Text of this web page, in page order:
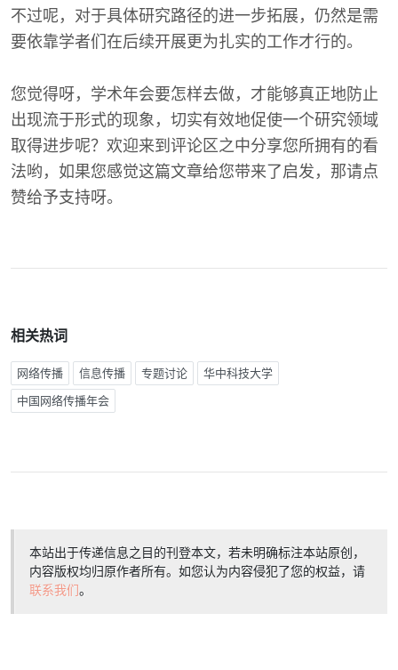
不过呢，对于具体研究路径的进一步拓展，仍然是需
要依靠学者们在后续开展更为扎实的工作才行的。
您觉得呀，学术年会要怎样去做，才能够真正地防止
出现流于形式的现象，切实有效地促使一个研究领域
取得进步呢？欢迎来到评论区之中分享您所拥有的看
法哟，如果您感觉这篇文章给您带来了启发，那请点
赞给予支持呀。
相关热词
网络传播 信息传播 专题讨论 华中科技大学
中国网络传播年会
本站出于传递信息之目的刊登本文，若未明确标注本站原创，
内容版权均归原作者所有。如您认为内容侵犯了您的权益，请
联系我们。